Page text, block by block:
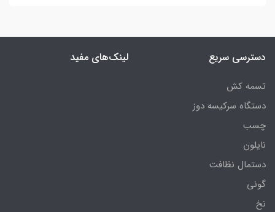
دسترسی سریع
تسمه کش
دستگاه سرکیسه دوز
چسب
نایلون
دستمال نظافت
گونی
نخ
لینک‌های مفید